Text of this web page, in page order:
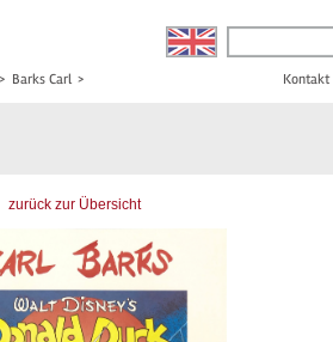
> Barks Carl >
Kontakt
zurück zur Übersicht